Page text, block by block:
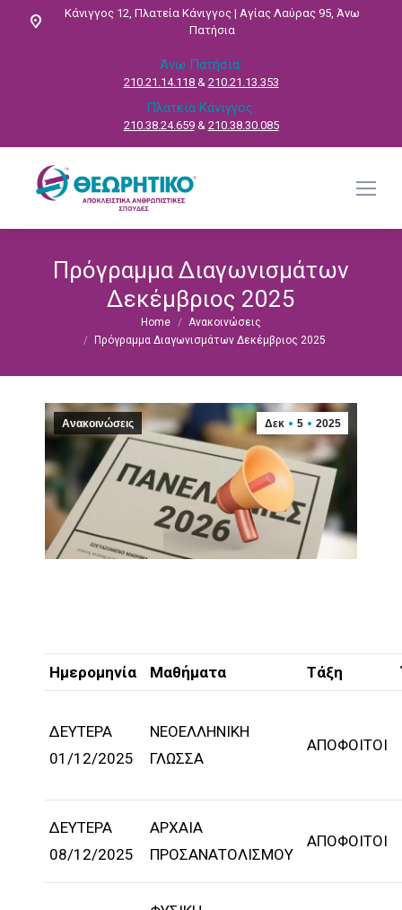
Κάνιγγος 12, Πλατεία Κάνιγγος | Αγίας Λαύρας 95, Άνω
Πατήσια
Άνω Πατήσια:
210.21.14.118 & 210.21.13.353
Πλατεία Κάνιγγος:
210.38.24.659& 210.38.30.085
Πρόγραμμα Διαγωνισμάτων
Δεκέμβριος 2025
Home
Ανακοινώσεις
Πρόγραμμα Διαγωνισμάτων Δεκέμβριος 2025
Δεκ 5 2025
Ανακοινώσεις
Ημερομηνία Μαθήματα Τάξη
ΔΕΥΤΕΡΑ
01/12/2025
ΝΕΟΕΛΛΗΝΙΚΗ
ΓΛΩΣΣΑ
ΑΠΟΦΟΙΤΟΙ
ΔΕΥΤΕΡΑ
08/12/2025
ΑΡΧΑΙΑ
ΠΡΟΣΑΝΑΤΟΛΙΣΜΟΥ
ΑΠΟΦΟΙΤΟΙ